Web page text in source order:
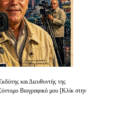
και Διευθυντής της
Βιογραφικό μου [Κλίκ στην